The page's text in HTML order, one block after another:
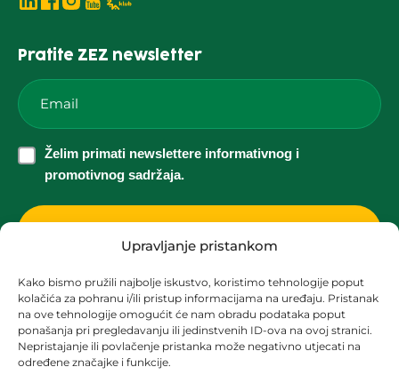
Upravljanje pristankom
Kako bismo pružili najbolje iskustvo, koristimo tehnologije poput
kolačića za pohranu i/ili pristup informacijama na uređaju. Pristanak
na ove tehnologije omogućit će nam obradu podataka poput
ponašanja pri pregledavanju ili jedinstvenih ID-ova na ovoj stranici.
Nepristajanje ili povlačenje pristanka može negativno utjecati na
određene značajke i funkcije.
Pratite ZEZ newsletter
Email
*
Želim
primati
informativnog
sadržaja.
*
Želim primati newslettere informativnog i
promotivnog sadržaja.
Korisnička podrška za solarne elektrane
solari@zez.coop
+ 385 91 2090 403